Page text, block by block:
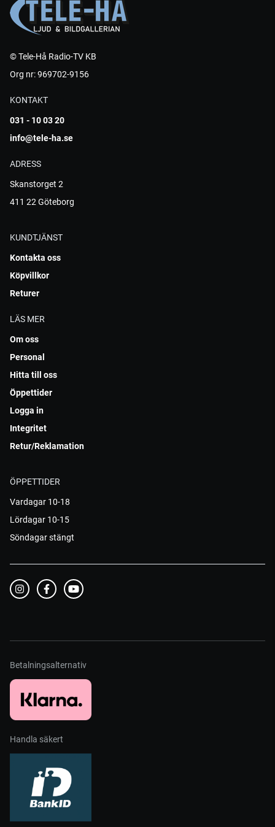
© Tele-Hå Radio-TV KB
Org nr: 969702-9156
KONTAKT
031 - 10 03 20
info@tele-ha.se
ADRESS
Skanstorget 2
411 22 Göteborg
KUNDTJÄNST
Kontakta oss
Köpvillkor
Returer
LÄS MER
Om oss
Personal
Hitta till oss
Öppettider
Logga in
Integritet
Retur/Reklamation
ÖPPETTIDER
Vardagar 10-18
Lördagar 10-15
Söndagar stängt
Betalningsalternativ
Handla säkert